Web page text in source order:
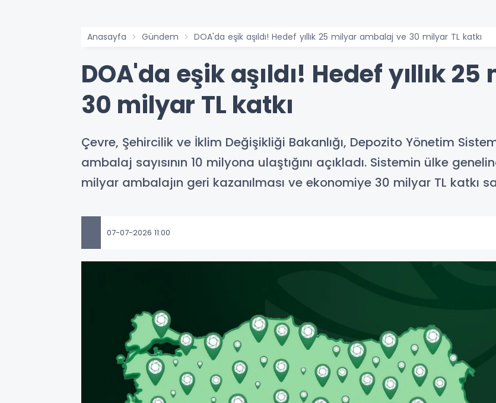
Anasayfa Gündem DOA'da eşik aşıldı! Hedef yıllık 25 milyar ambalaj ve 30 milyar TL katkı
DOA'da eşik aşıldı! Hedef yıllık
30 milyar TL katkı
Çevre, Şehircilik ve İklim Değişikliği Bakanlığı, Depozito Yönetim
ambalaj sayısının 10 milyona ulaştığını açıkladı. Sistemin ülke
milyar ambalajın geri kazanılması ve ekonomiye 30 milyar TL katkı
07-07-2026 11:00